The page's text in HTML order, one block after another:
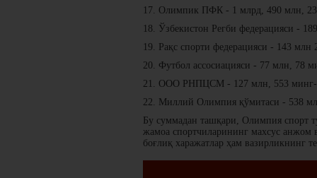
17. Олимпик ПФК - 1 млрд, 490 млн,
18. Ўзбекистон Регби федерацияси -
19. Рақс спорти федерацияси - 143
20. Футбол ассосиацияси - 77 млн, 78
21. ООО РНПЦСМ - 127 млн, 553 минг-
22. Миллий Олимпия қўмитаси - 538
Бу суммадан ташқари, Олимпия спорт
жамоа спортчиларининг махсус анжом
боғлиқ харажатлар ҳам вазирликнинг